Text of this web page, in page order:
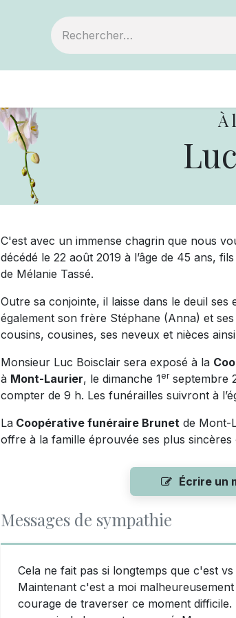
À
C'est avec un immense chagrin que nous
décédé le 22 août 2019 à l’âge de 45 ans,
de Mélanie Tassé.
Outre sa conjointe, il laisse dans le deuil
également son frère Stéphane (Anna) et
cousins, cousines, ses neveux et nièces
Monsieur Luc Boisclair sera exposé à la
à Mont-Laurier, le dimanche 1erseptembre
compter de 9 h. Les funérailles suivront à
La Coopérative funéraire Brunet de Mont-
offre à la famille éprouvée ses plus sincères
Écrire un
Messages de sympathie
Cela ne fait pas si longtemps que c'est
Maintenant c'est a moi
courage de traverser ce moment